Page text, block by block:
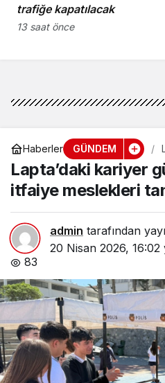
trafiğe kapatılacak
13 saat önce
Haberler GÜNDEM
Lapta’daki kariyer
itfaiye meslekleri
admin tarafından
20 Nisan 2026, 16:02
83